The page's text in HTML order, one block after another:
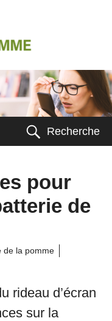
Recherche
pour
de
de la pomme
rideau d’écran
sur la